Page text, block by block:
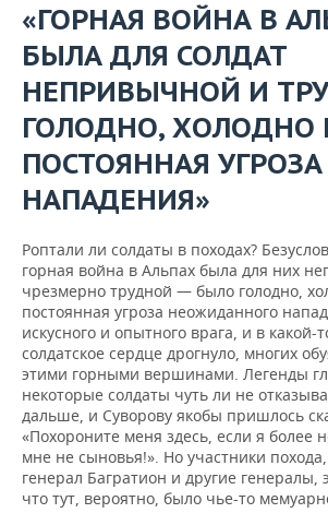
«ГОРНАЯ ВОЙНА В
БЫЛА ДЛЯ СОЛДАТ
НЕПРИВЫЧНОЙ И
ГОЛОДНО, ХОЛОДНО
ПОСТОЯННАЯ УГРОЗА
НАПАДЕНИЯ»
Роптали ли солдаты в походах?
горная война в Альпах была для них
чрезмерно трудной — было голодно,
постоянная угроза неожиданного
искусного и опытного врага, и в какой-
солдатское сердце дрогнуло, многих
этими горными вершинами. Легенды
некоторые солдаты чуть ли не
дальше, и Суворову якобы пришлось
«Похороните меня здесь, если я более
мне не сыновья!». Но участники
генерал Багратион и другие генералы,
что тут, вероятно, было чье-то